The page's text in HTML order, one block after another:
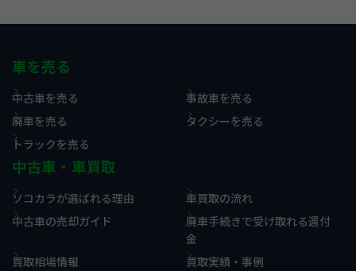
車を売る
中古車を売る
事故車を売る
廃車を売る
タクシーを売る
トラックを売る
中古車・車買取
ソコカラが選ばれる理由
車買取の流れ
中古車の売却ガイド
廃車手続きで受け取れる還付
金
買取相場情報
買取実績・事例